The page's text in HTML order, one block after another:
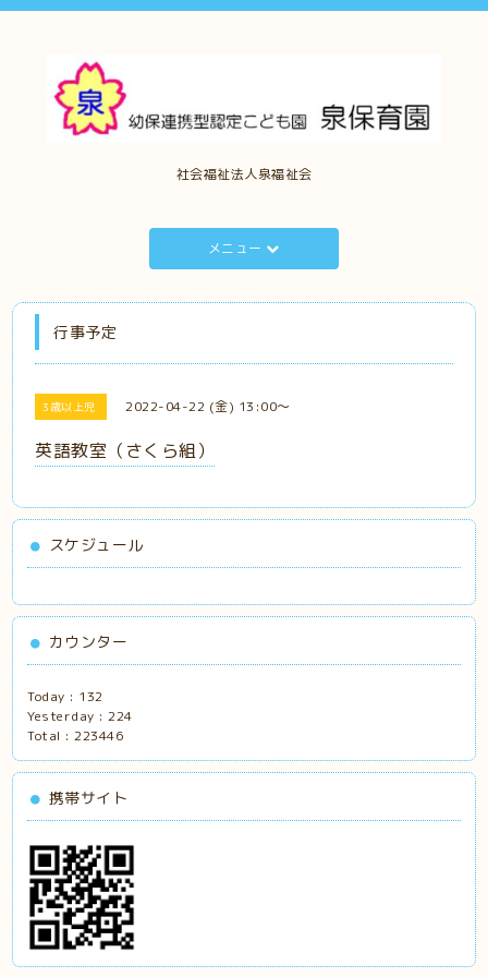
社会福祉法人泉福祉会
メニュー
行事予定
3歳以上児 2022-04-22 (金) 13:00～
英語教室（さくら組）
スケジュール
カウンター
Today : 132
Yesterday :224
Total :223446
携帯サイト